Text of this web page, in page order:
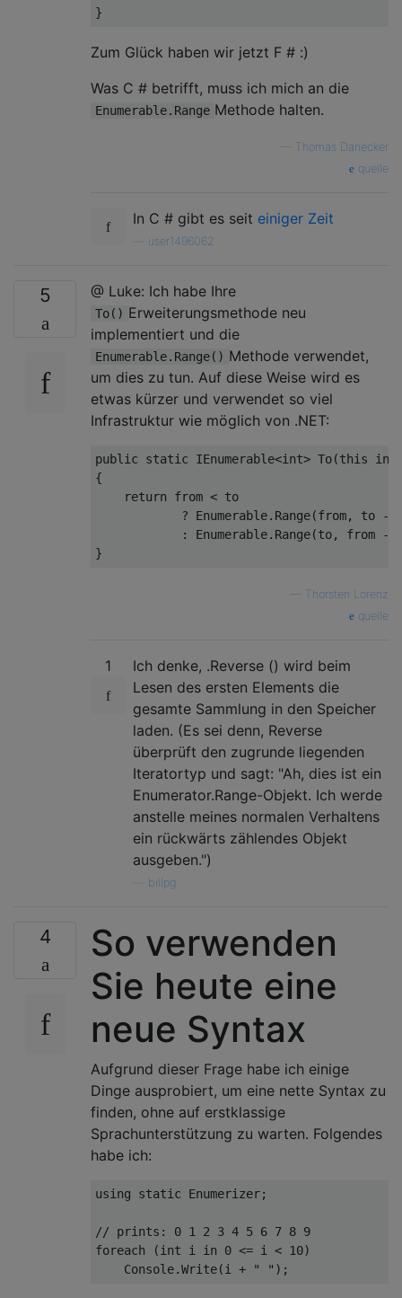
Zum Glück haben wir jetzt F # :)
Was C # betrifft, muss ich mich an die
Enumerable.Range Methode halten.
Thomas Danecker
quelle
In C # gibt es seit einiger Zeit
user1496062
5 @ Luke: Ich habe Ihre
To() Erweiterungsmethode neu
implementiert und die
Enumerable.Range() Methode verwendet,
um dies zu tun. Auf diese Weise wird es
etwas kürzer und verwendet so viel
Infrastruktur wie möglich von .NET:
public static IEnumerable<int> To(this
int
{
return
from < to
            ? Enumerable.Range(
from, to -
            : Enumerable.Range(to,
from -
Thorsten Lorenz
quelle
1
Ich denke, .Reverse () wird beim
Lesen des ersten Elements die
gesamte Sammlung in den Speicher
laden. (Es sei denn, Reverse
überprüft den zugrunde liegenden
Iteratortyp und sagt: "Ah, dies ist ein
Enumerator.Range-Objekt. Ich werde
anstelle meines normalen Verhaltens
ein rückwärts zählendes Objekt
ausgeben.")
billpg
4
So verwenden
Sie heute eine
neue Syntax
Aufgrund dieser Frage habe ich einige
Dinge ausprobiert, um eine nette Syntax zu
finden, ohne auf erstklassige
Sprachunterstützung zu warten. Folgendes
habe ich:
using static Enumerizer;
// prints: 0 1 2 3 4 5 6 7 8 9
foreach (int i in 0 <= i < 10)
    Console.Write(i +
" "